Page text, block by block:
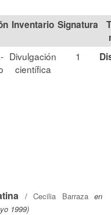
Signatura
Divulgación
científica
1
/Cecilia Barraza en
1999)